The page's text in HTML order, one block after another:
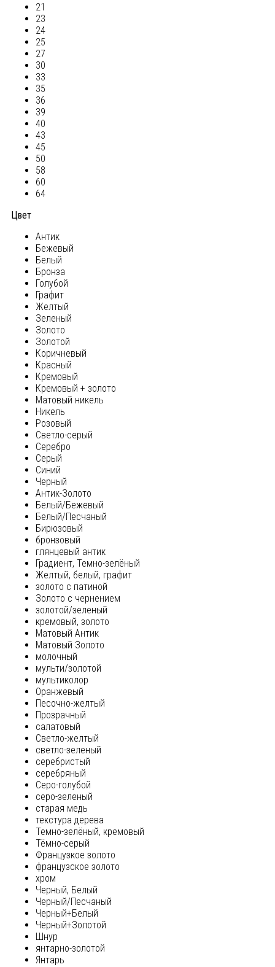
21
23
24
25
27
30
33
35
36
39
40
43
45
50
58
60
64
Цвет
Антик
Бежевый
Белый
Бронза
Голубой
Графит
Желтый
Зеленый
Золото
Золотой
Коричневый
Красный
Кремовый
Кремовый + золото
Матовый никель
Никель
Розовый
Светло-серый
Серебро
Серый
Синий
Черный
Антик-Золото
Белый/Бежевый
Белый/Песчаный
Бирюзовый
бронзовый
глянцевый антик
Градиент, Темно-зелёный
Желтый, белый, графит
золото с патиной
Золото с чернением
золотой/зеленый
кремовый, золото
Матовый Антик
Матовый Золото
молочный
мульти/золотой
мультиколор
Оранжевый
Песочно-желтый
Прозрачный
салатовый
Светло-желтый
светло-зеленый
серебристый
серебряный
Серо-голубой
серо-зеленый
старая медь
текстура дерева
Темно-зелёный, кремовый
Тёмно-серый
Французкое золото
французское золото
хром
Черный, Белый
Черный/Песчаный
Черный+Белый
Черный+Золотой
Шнур
янтарно-золотой
Янтарь